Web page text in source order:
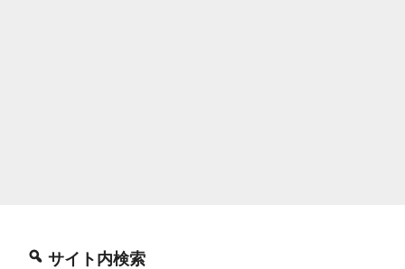
サイト内検索